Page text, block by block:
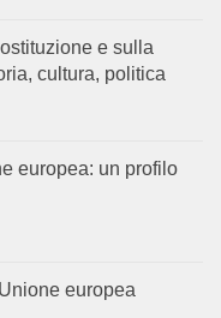
e sulla
cultura, politica
europea: un profilo
europea